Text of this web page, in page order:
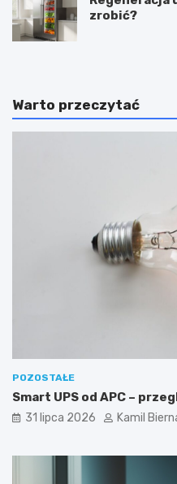
zrobić?
Warto przeczytać
POZOSTAŁE
Smart UPS od APC –
31 lipca 2026 Kamil